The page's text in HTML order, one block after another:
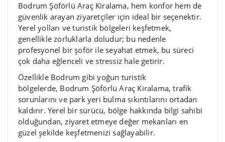
Bodrum Şöförlü Araç Kiralama, hem konfor hem de
güvenlik arayan ziyaretçiler için ideal bir seçenektir.
Yerel yolları ve turistik bölgeleri keşfetmek,
genellikle zorluklarla doludur; bu nedenle
profesyonel bir şoför ile seyahat etmek, bu süreci
çok daha eğlenceli ve stressiz hale getirir.
Özellikle Bodrum gibi yoğun turistik
bölgelerde, Bodrum Şöförlü Araç Kiralama, trafik
sorunlarını ve park yeri bulma sıkıntılarını ortadan
kaldırır. Yerel bir sürücü, bölge hakkında bilgi sahibi
olduğundan, ziyaret etmeye değer mekanları en
güzel şekilde keşfetmenizi sağlayabilir.